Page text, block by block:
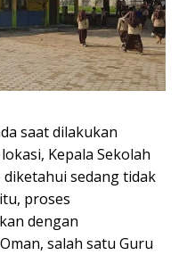
saat dilakukan
Kepala Sekolah
diketahui sedang tidak
proses
dengan
salah satu Guru